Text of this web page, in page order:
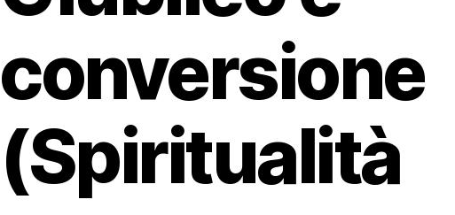
conversione
(Spiritualità